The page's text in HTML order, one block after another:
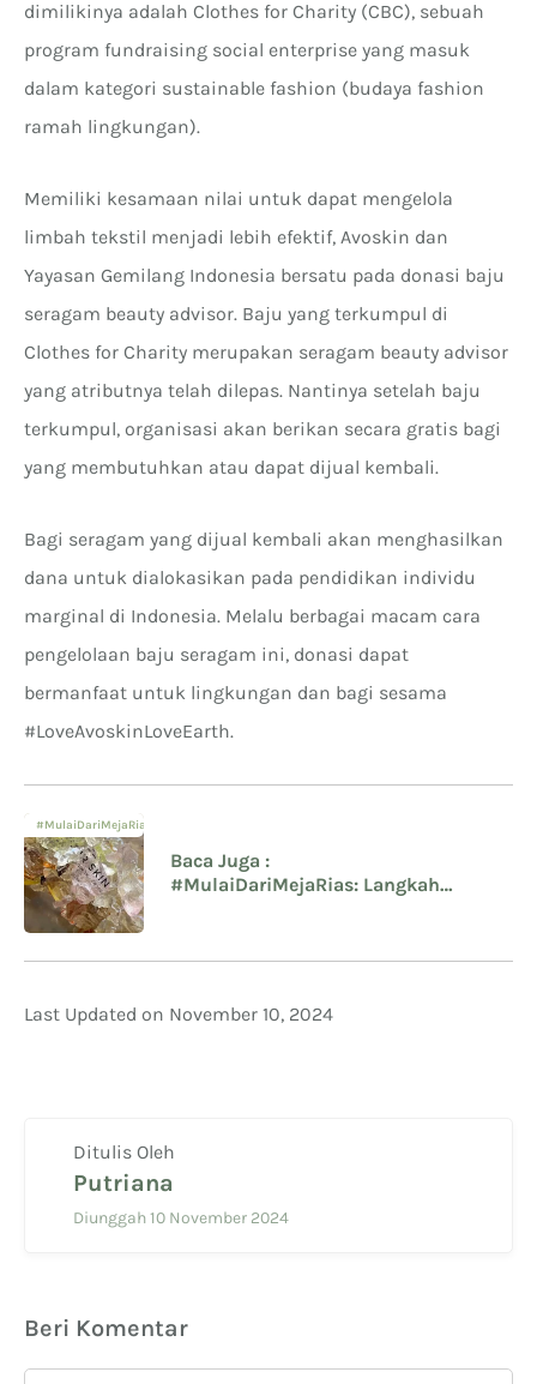
dimilikinya adalah Clothes for Charity (CBC), sebuah
program fundraising social enterprise yang masuk
dalam kategori sustainable fashion (budaya fashion
ramah lingkungan).
Memiliki kesamaan nilai untuk dapat mengelola
limbah tekstil menjadi lebih efektif, Avoskin dan
Yayasan Gemilang Indonesia bersatu pada donasi baju
seragam beauty advisor. Baju yang terkumpul di
Clothes for Charity merupakan seragam beauty advisor
yang atributnya telah dilepas. Nantinya setelah baju
terkumpul, organisasi akan berikan secara gratis bagi
yang membutuhkan atau dapat dijual kembali.
Bagi seragam yang dijual kembali akan menghasilkan
dana untuk dialokasikan pada pendidikan individu
marginal di Indonesia. Melalu berbagai macam cara
pengelolaan baju seragam ini, donasi dapat
bermanfaat untuk lingkungan dan bagi sesama
#LoveAvoskinLoveEarth.
#MulaiDariMejaRias
Baca Juga :
#MulaiDariMejaRias: Langkah
Last Updated on November 10, 2024
Ditulis Oleh
Putriana
Diunggah 10 November 2024
Beri Komentar